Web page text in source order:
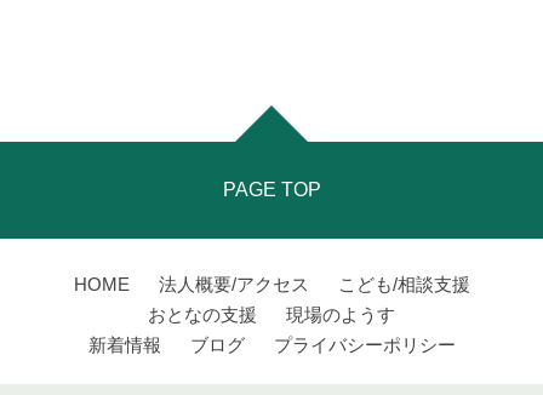
PAGE TOP
HOME 法人概要/アクセス
こども/相談支援
おとなの支援
現場のようす
新着情報
ブログ プライバシーポリシー